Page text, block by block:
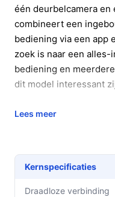
één deurbelcamera en
combineert een
bediening via een app
zoek is naar een
bediening en
dit model interessant
In 20 seconden
waarvan het
intercomfunctie
Niet kopen als:je
Lees meer
Kernspecificaties
Draadloze verbinding